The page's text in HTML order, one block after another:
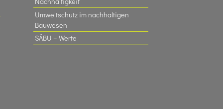
Umweltschutz im nachhaltigen
Bauwesen
SÄBU – Werte